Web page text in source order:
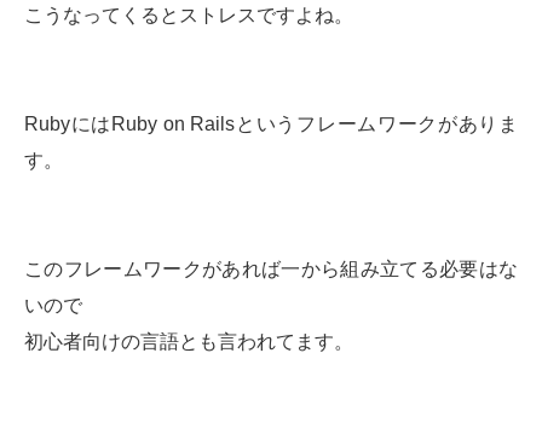
こうなってくるとストレスですよね。
RubyにはRuby on Railsというフレームワークがありま
す。
このフレームワークがあれば一から組み立てる必要はな
いので
初心者向けの言語とも言われてます。